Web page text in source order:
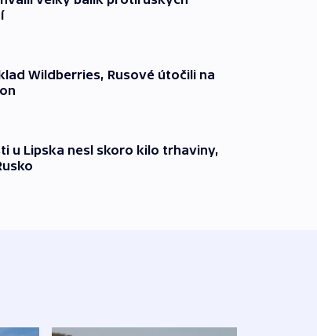
Wildberries, Rusové útočili na
u Lipska nesl skoro kilo trhaviny,